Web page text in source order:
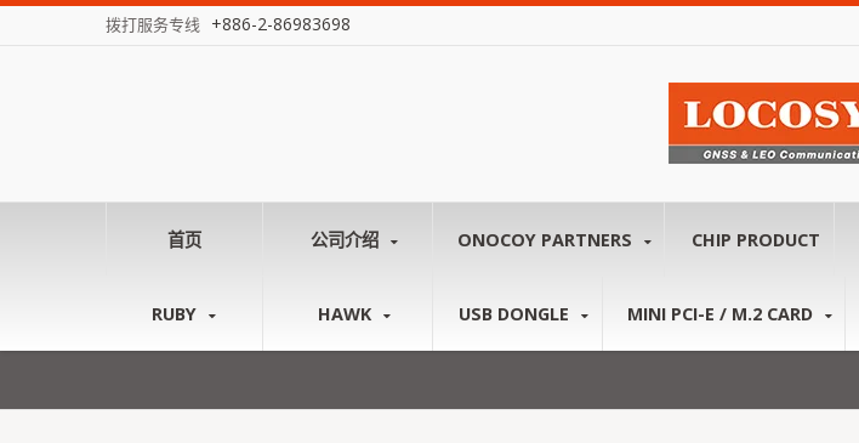
拨打服务专线 +886-2-86983698
首页 公司介绍 ONOCOY PARTNERS CHIP PRODUCT
RUBY HAWK USB DONGLE MINI PCI-E / M.2 CARD